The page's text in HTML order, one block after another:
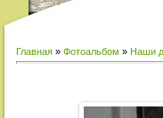
Главная » Фотоальбом » Наши